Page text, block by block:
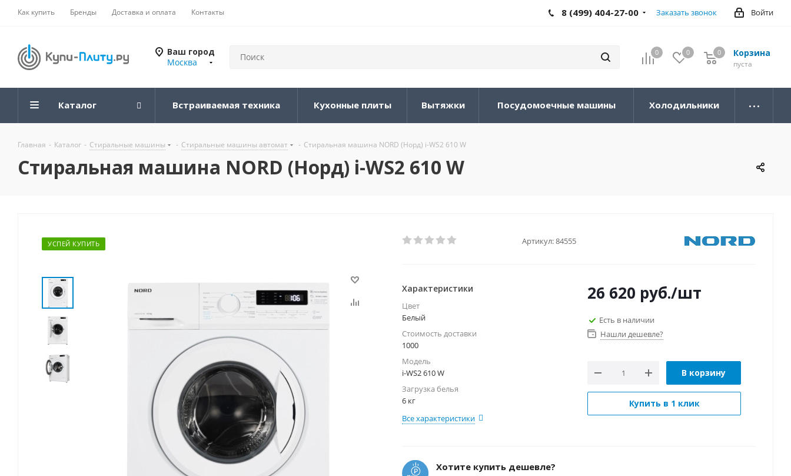
Как купить Бренды Доставка и оплата Контакты Войти
8 (499) 404-27-00 Заказать звонок
Ваш город
Москва
0 0 Корзина
0
пуста
0
Каталог Встраиваемая техника Кухонные плиты Вытяжки Посудомоечные машины Холодильники
Главная - Каталог - Стиральные машины - Стиральные машины автомат - Стиральная машина NORD (Норд) i-WS2 610 W
Стиральная машина NORD (Норд) i-WS2 610 W
УСПЕЙ КУПИТЬ Артикул:84555
Характеристики
Цвет
Белый
Стоимость доставки
1000
Модель
i-WS2 610 W
Загрузка белья
6 кг
Все характеристики
26 620 руб./шт
Есть в наличии
Нашли дешевле?
В корзину
Купить в 1 клик
Хотите купить дешевле?